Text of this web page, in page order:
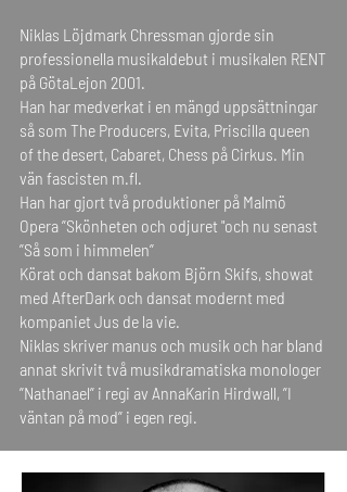
Niklas Löjdmark Chressman gjorde sin
professionella musikaldebut i musikalen RENT
på GötaLejon 2001.
Han har medverkat i en mängd uppsättningar
så som The Producers, Evita, Priscilla queen
of the desert, Cabaret, Chess på Cirkus. Min
vän fascisten m.fl.
Han har gjort två produktioner på Malmö
Opera ”Skönheten och odjuret "och nu senast
”Så som i himmelen”
Körat och dansat bakom Björn Skifs, showat
med AfterDark och dansat modernt med
kompaniet Jus de la vie.
Niklas skriver manus och musik och har bland
annat skrivit två musikdramatiska monologer
”Nathanael” i regi av AnnaKarin Hirdwall, ”I
väntan på mod” i egen regi.